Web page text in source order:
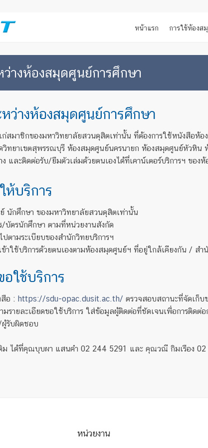
หน้าแรก การใช้ห้องส
ว่างห้องสมุดศูนย์การศึกษา
ว่างห้องสมุดศูนย์การศึกษา
สมาชิกของมหาวิทยาลัยสวนดุสิตเท่านั้น ที่ต้องการใช้หนังสือ
วิทยาเขตสุพรรณบุรี ห้องสมุดศูนย์นครนายก ห้องสมุดศูนย์หัวหิน
และติดต่อรับ/ยืมตัวเล่มด้วยตนเองได้ที่เคาน์เตอร์บริการฯ ของ
ห้บริการ
นักศึกษา ของมหาวิทยาลัยสวนดุสิตเท่านั้น
/บัตรนักศึกษา ตามที่หน่วยงานสังกัด
ปตามระเบียบของสำนักวิทยบริการฯ
ข้าใช้บริการด้วยตนเองตามห้องสมุดศูนย์ฯ ที่อยู่ใกล้เคียงกัน / สำ
ใช้บริการ
สือ : https://sdu-opac.dusit.ac.th/ ตรวจสอบสถานะที่จัดเก็บ
มรายละเอียดขอใช้บริการ ใส่ข้อมูลผู้ติดต่อที่ชัดเจนเพื่อการติด
รับผิดชอบ
ม ได้ที่คุณบุบผา แสนคำ 02 244 5291 และ คุณวณี กิมเรือง 02
หน่วยงาน